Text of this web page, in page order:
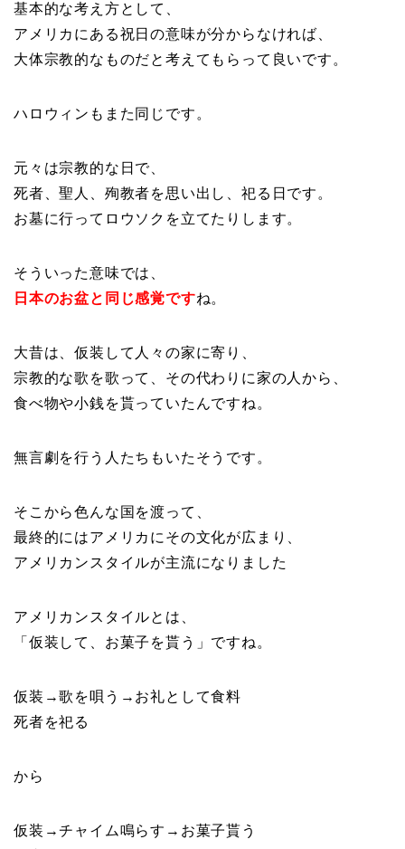
基本的な考え方として、
アメリカにある祝日の意味が分からなければ、
大体宗教的なものだと考えてもらって良いです。
ハロウィンもまた同じです。
元々は宗教的な日で、
死者、聖人、殉教者を思い出し、祀る日です。
お墓に行ってロウソクを立てたりします。
そういった意味では、
日本のお盆と同じ感覚ですね。
大昔は、仮装して人々の家に寄り、
宗教的な歌を歌って、その代わりに家の人から、
食べ物や小銭を貰っていたんですね。
無言劇を行う人たちもいたそうです。
そこから色んな国を渡って、
最終的にはアメリカにその文化が広まり、
アメリカンスタイルが主流になりました
アメリカンスタイルとは、
「仮装して、お菓子を貰う」ですね。
仮装→歌を唄う→お礼として食料
死者を祀る
から
仮装→チャイム鳴らす→お菓子貰う